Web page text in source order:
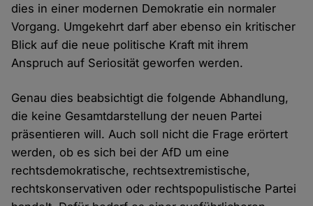
dies in einer modernen Demokratie ein normaler
Vorgang. Umgekehrt darf aber ebenso ein kritischer
Blick auf die neue politische Kraft mit ihrem
Anspruch auf Seriosität geworfen werden.
Genau dies beabsichtigt die folgende Abhandlung,
die keine Gesamtdarstellung der neuen Partei
präsentieren will. Auch soll nicht die Frage erörtert
werden, ob es sich bei der AfD um eine
rechtsdemokratische, rechtsextremistische,
rechtskonservativen oder rechtspopulistische Partei